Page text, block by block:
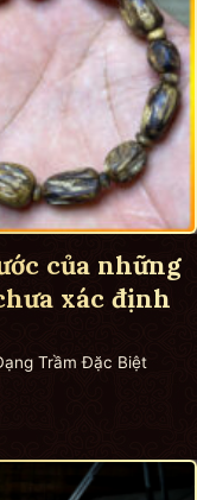
của những
xác định
Trầm Đặc Biệt